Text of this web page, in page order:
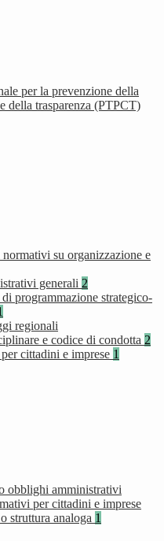
per la prevenzione della
della trasparenza (PTPCT)
su organizzazione e
generali 2
programmazione strategico-
regionali
e codice di condotta 2
cittadini e imprese 1
obblighi amministrativi
per cittadini e imprese
struttura analoga 1